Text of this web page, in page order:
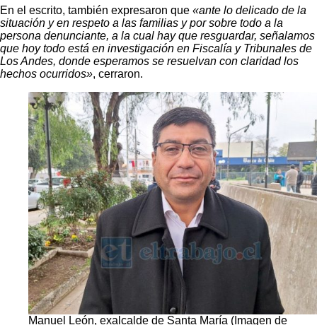
En el escrito, también expresaron que «ante lo delicado de la
situación y en respeto a las familias y por sobre todo a la
persona denunciante, a la cual hay que resguardar, señalamos
que hoy todo está en investigación en Fiscalía y Tribunales de
Los Andes, donde esperamos se resuelvan con claridad los
hechos ocurridos», cerraron.
Manuel León, exalcalde de Santa María (Imagen de